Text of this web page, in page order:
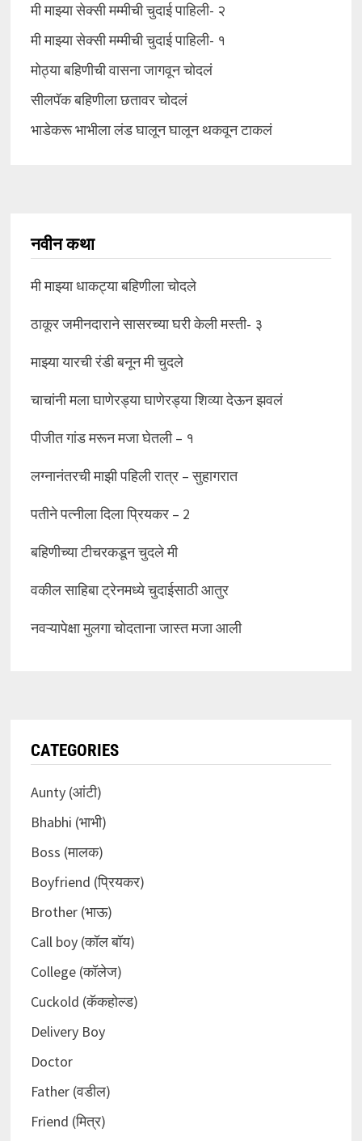
मी माझ्या सेक्सी मम्मीची चुदाई पाहिली- २
मी माझ्या सेक्सी मम्मीची चुदाई पाहिली- १
मोठ्या बहिणीची वासना जागवून चोदलं
सीलपॅक बहिणीला छतावर चोदलं
भाडेकरू भाभीला लंड घालून घालून थकवून टाकलं
नवीन कथा
मी माझ्या धाकट्या बहिणीला चोदले
ठाकूर जमीनदाराने सासरच्या घरी केली मस्ती- ३
माझ्या यारची रंडी बनून मी चुदले
चाचांनी मला घाणेरड्या घाणेरड्या शिव्या देऊन झवलं
पीजीत गांड मरून मजा घेतली – १
लग्नानंतरची माझी पहिली रात्र – सुहागरात
पतीने पत्नीला दिला प्रियकर – 2
बहिणीच्या टीचरकडून चुदले मी
वकील साहिबा ट्रेनमध्ये चुदाईसाठी आतुर
नवऱ्यापेक्षा मुलगा चोदताना जास्त मजा आली
CATEGORIES
Aunty (आंटी)
Bhabhi (भाभी)
Boss (मालक)
Boyfriend (प्रियकर)
Brother (भाऊ)
Call boy (कॉल बॉय)
College (कॉलेज)
Cuckold (कॅकहोल्ड)
Delivery Boy
Doctor
Father (वडील)
Friend (मित्र)